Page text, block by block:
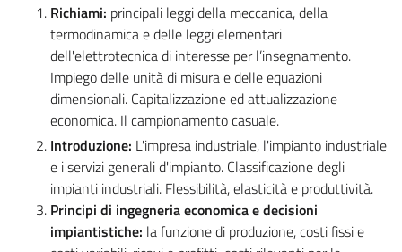
Richiami: principali leggidella meccanica,della
termodinamicaedelle leggielementari
dell'elettrotecnicadi interesse per l’insegnamento.
Impiego delle unità di misura e delle equazioni
dimensionali. Capitalizzazione ed attualizzazione
economica. Il campionamento casuale.
Introduzione: L'impresa industriale, l'impianto industriale
e i servizi generali d'impianto. Classificazione degli
impianti industriali. Flessibilità,elasticitàe produttività.
Principi di ingegneria economica e decisioni
impiantistiche: la funzione di produzione, costi fissi e